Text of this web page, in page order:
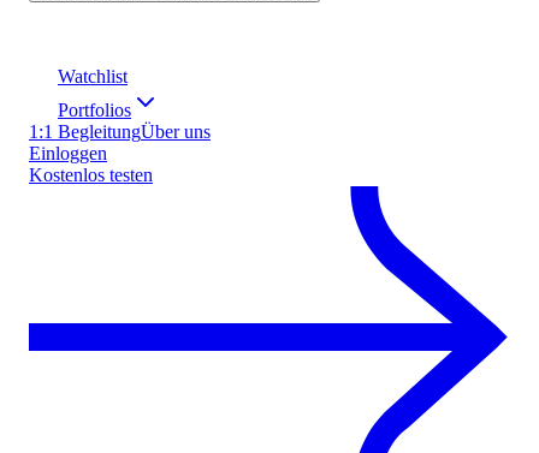
Watchlist
Portfolios
1:1 BegleitungÜber uns
Einloggen
Kostenlos testen